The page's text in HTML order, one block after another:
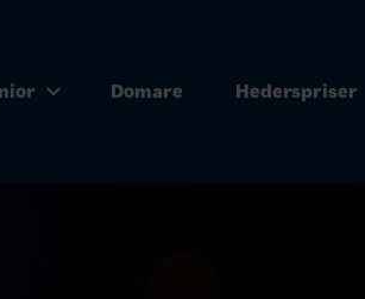
Domare Hederspriser